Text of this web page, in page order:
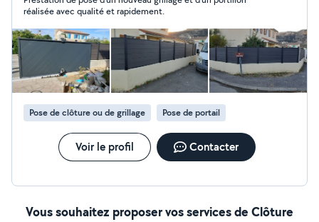
vos sanitaires. Ancien chef de chantier pour une
entreprise nationale de clôtures (habilitations prisons,
aéroports, sncf), je répare ou crée vos clôtures et
poses vos portails motorisés, portillons et portes de
garages. Diplômé en maintenance en climatisation, je
suis également en capacité de réparer vos climatiseurs.
Aujourd'hui je souhaite faire profitez les particuliers de
mes nombreuses compétences alors n'hésitez pas à me
contacter !
réalisée avec qualité et rapidement.
Pose de clôture ou de grillage Pose de portail
Voir le profil Contacter
Vous souhaitez proposer vos services de Clôture